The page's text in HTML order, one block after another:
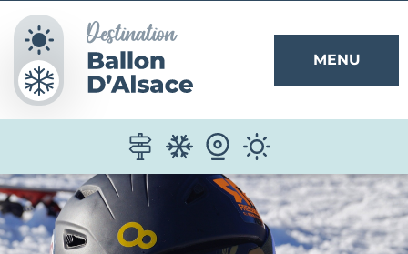
MENU
Panneau de gestion des cookies